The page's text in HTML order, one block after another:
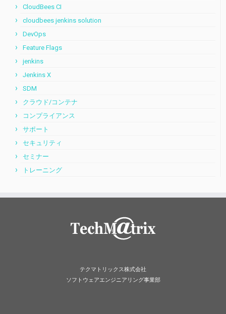
CloudBees CI
cloudbees jenkins solution
DevOps
Feature Flags
jenkins
Jenkins X
SDM
クラウド/コンテナ
コンプライアンス
サポート
セキュリティ
セミナー
トレーニング
テクマトリックス株式会社
ソフトウェアエンジニアリング事業部